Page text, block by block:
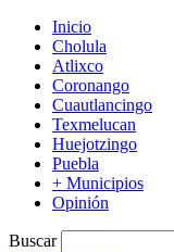
Inicio
Cholula
Atlixco
Coronango
Cuautlancingo
Texmelucan
Huejotzingo
Puebla
+ Municipios
Opinión
Buscar